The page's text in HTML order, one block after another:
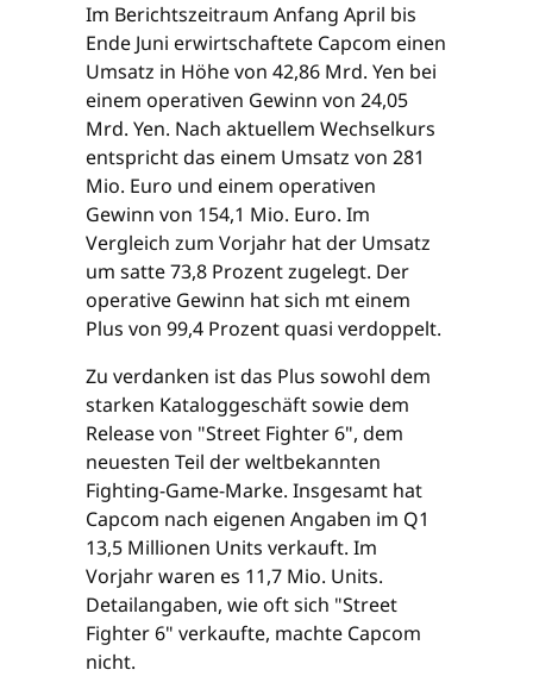
Im Berichtszeitraum Anfang April bis
Ende Juni erwirtschaftete Capcom einen
Umsatz in Höhe von 42,86 Mrd. Yen bei
einem operativen Gewinn von 24,05
Mrd. Yen. Nach aktuellem Wechselkurs
entspricht das einem Umsatz von 281
Mio. Euro und einem operativen
Gewinn von 154,1 Mio. Euro. Im
Vergleich zum Vorjahr hat der Umsatz
um satte 73,8 Prozent zugelegt. Der
operative Gewinn hat sich mt einem
Plus von 99,4 Prozent quasi verdoppelt.
Zu verdanken ist das Plus sowohl dem
starken Kataloggeschäft sowie dem
Release von "Street Fighter 6", dem
neuesten Teil der weltbekannten
Fighting-Game-Marke. Insgesamt hat
Capcom nach eigenen Angaben im Q1
13,5 Millionen Units verkauft. Im
Vorjahr waren es 11,7 Mio. Units.
Detailangaben, wie oft sich "Street
Fighter 6" verkaufte, machte Capcom
nicht.